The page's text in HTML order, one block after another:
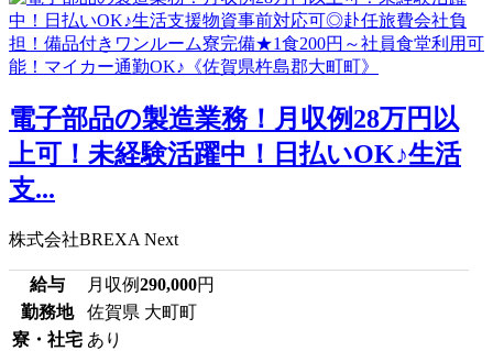
電子部品の製造業務！月収例28万円以
上可！未経験活躍中！日払いOK♪生活
支...
株式会社BREXA Next
給与 月収例290,000円
勤務地
佐賀県 大町町
寮・社宅 あり